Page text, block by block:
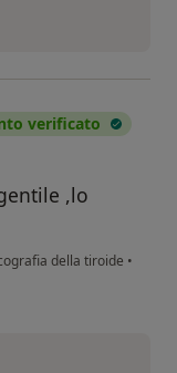
verificato
,lo
della tiroide •